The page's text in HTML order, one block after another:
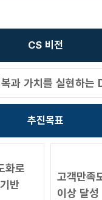
고객서비스 이행기준
CS 비전
과 가치를 실현하는
추진목표
화로
반
고객만족
이상 달성